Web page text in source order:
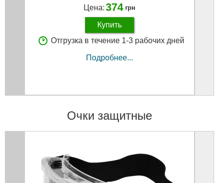
Цена:374 грн
Купить
Отгрузка в течение 1-3 рабочих дней
Подробнее...
Очки защитные